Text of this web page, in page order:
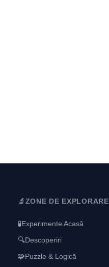
🔬 ZONE DE EXPLORARE
🧪Experimente Acasă
🔍Descoperiri
🧩Puzzle & Logică